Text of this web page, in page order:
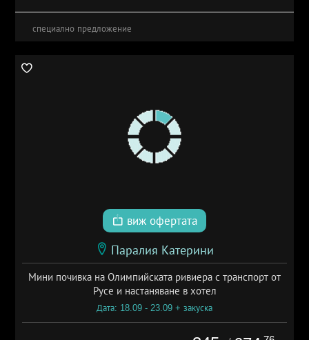
специално предложение
виж офертата
Паралия Катерини
Мини почивка на Олимпийската ривиера с транспорт от
Русе и настаняване в хотел
Дата: 18.09 - 23.09 + закуска